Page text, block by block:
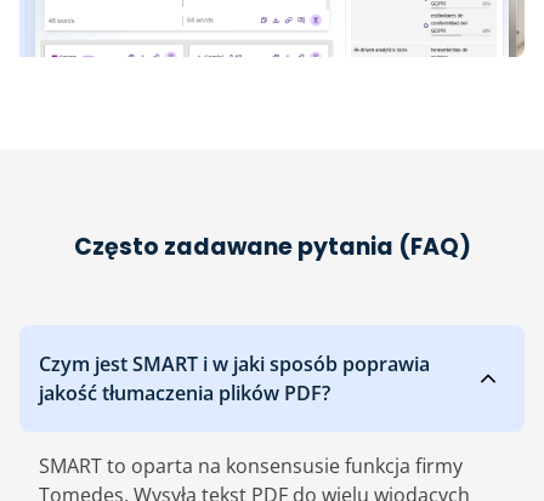
Często zadawane pytania (FAQ)
Czym jest SMART i w jaki sposób poprawia
jakość tłumaczenia plików PDF?
SMART to oparta na konsensusie funkcja firmy
Tomedes. Wysyła tekst PDF do wielu wiodących